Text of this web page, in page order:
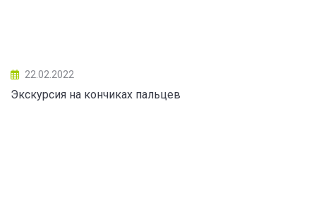
22.02.2022
Экскурсия на кончиках пальцев